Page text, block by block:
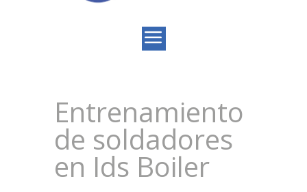
Entrenamiento
de soldadores
en Ids Boiler